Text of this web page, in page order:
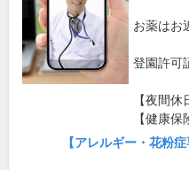
お薬はお
登園許可
【夜間休
【健康保
【アレルギー・花粉